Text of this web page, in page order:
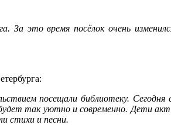
За это время посёлок очень
посещали библиотеку.
так уютно и современно. Дети
стихи и песни.